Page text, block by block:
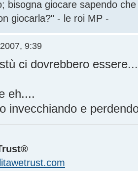
bisogna giocare sapendo
giocarla?" - le roi MP -
9:39
ci dovrebbero
eh....
invecchiando e